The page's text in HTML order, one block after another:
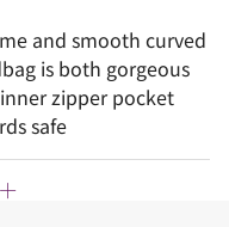
and smooth curved
is both gorgeous
zipper pocket
safe